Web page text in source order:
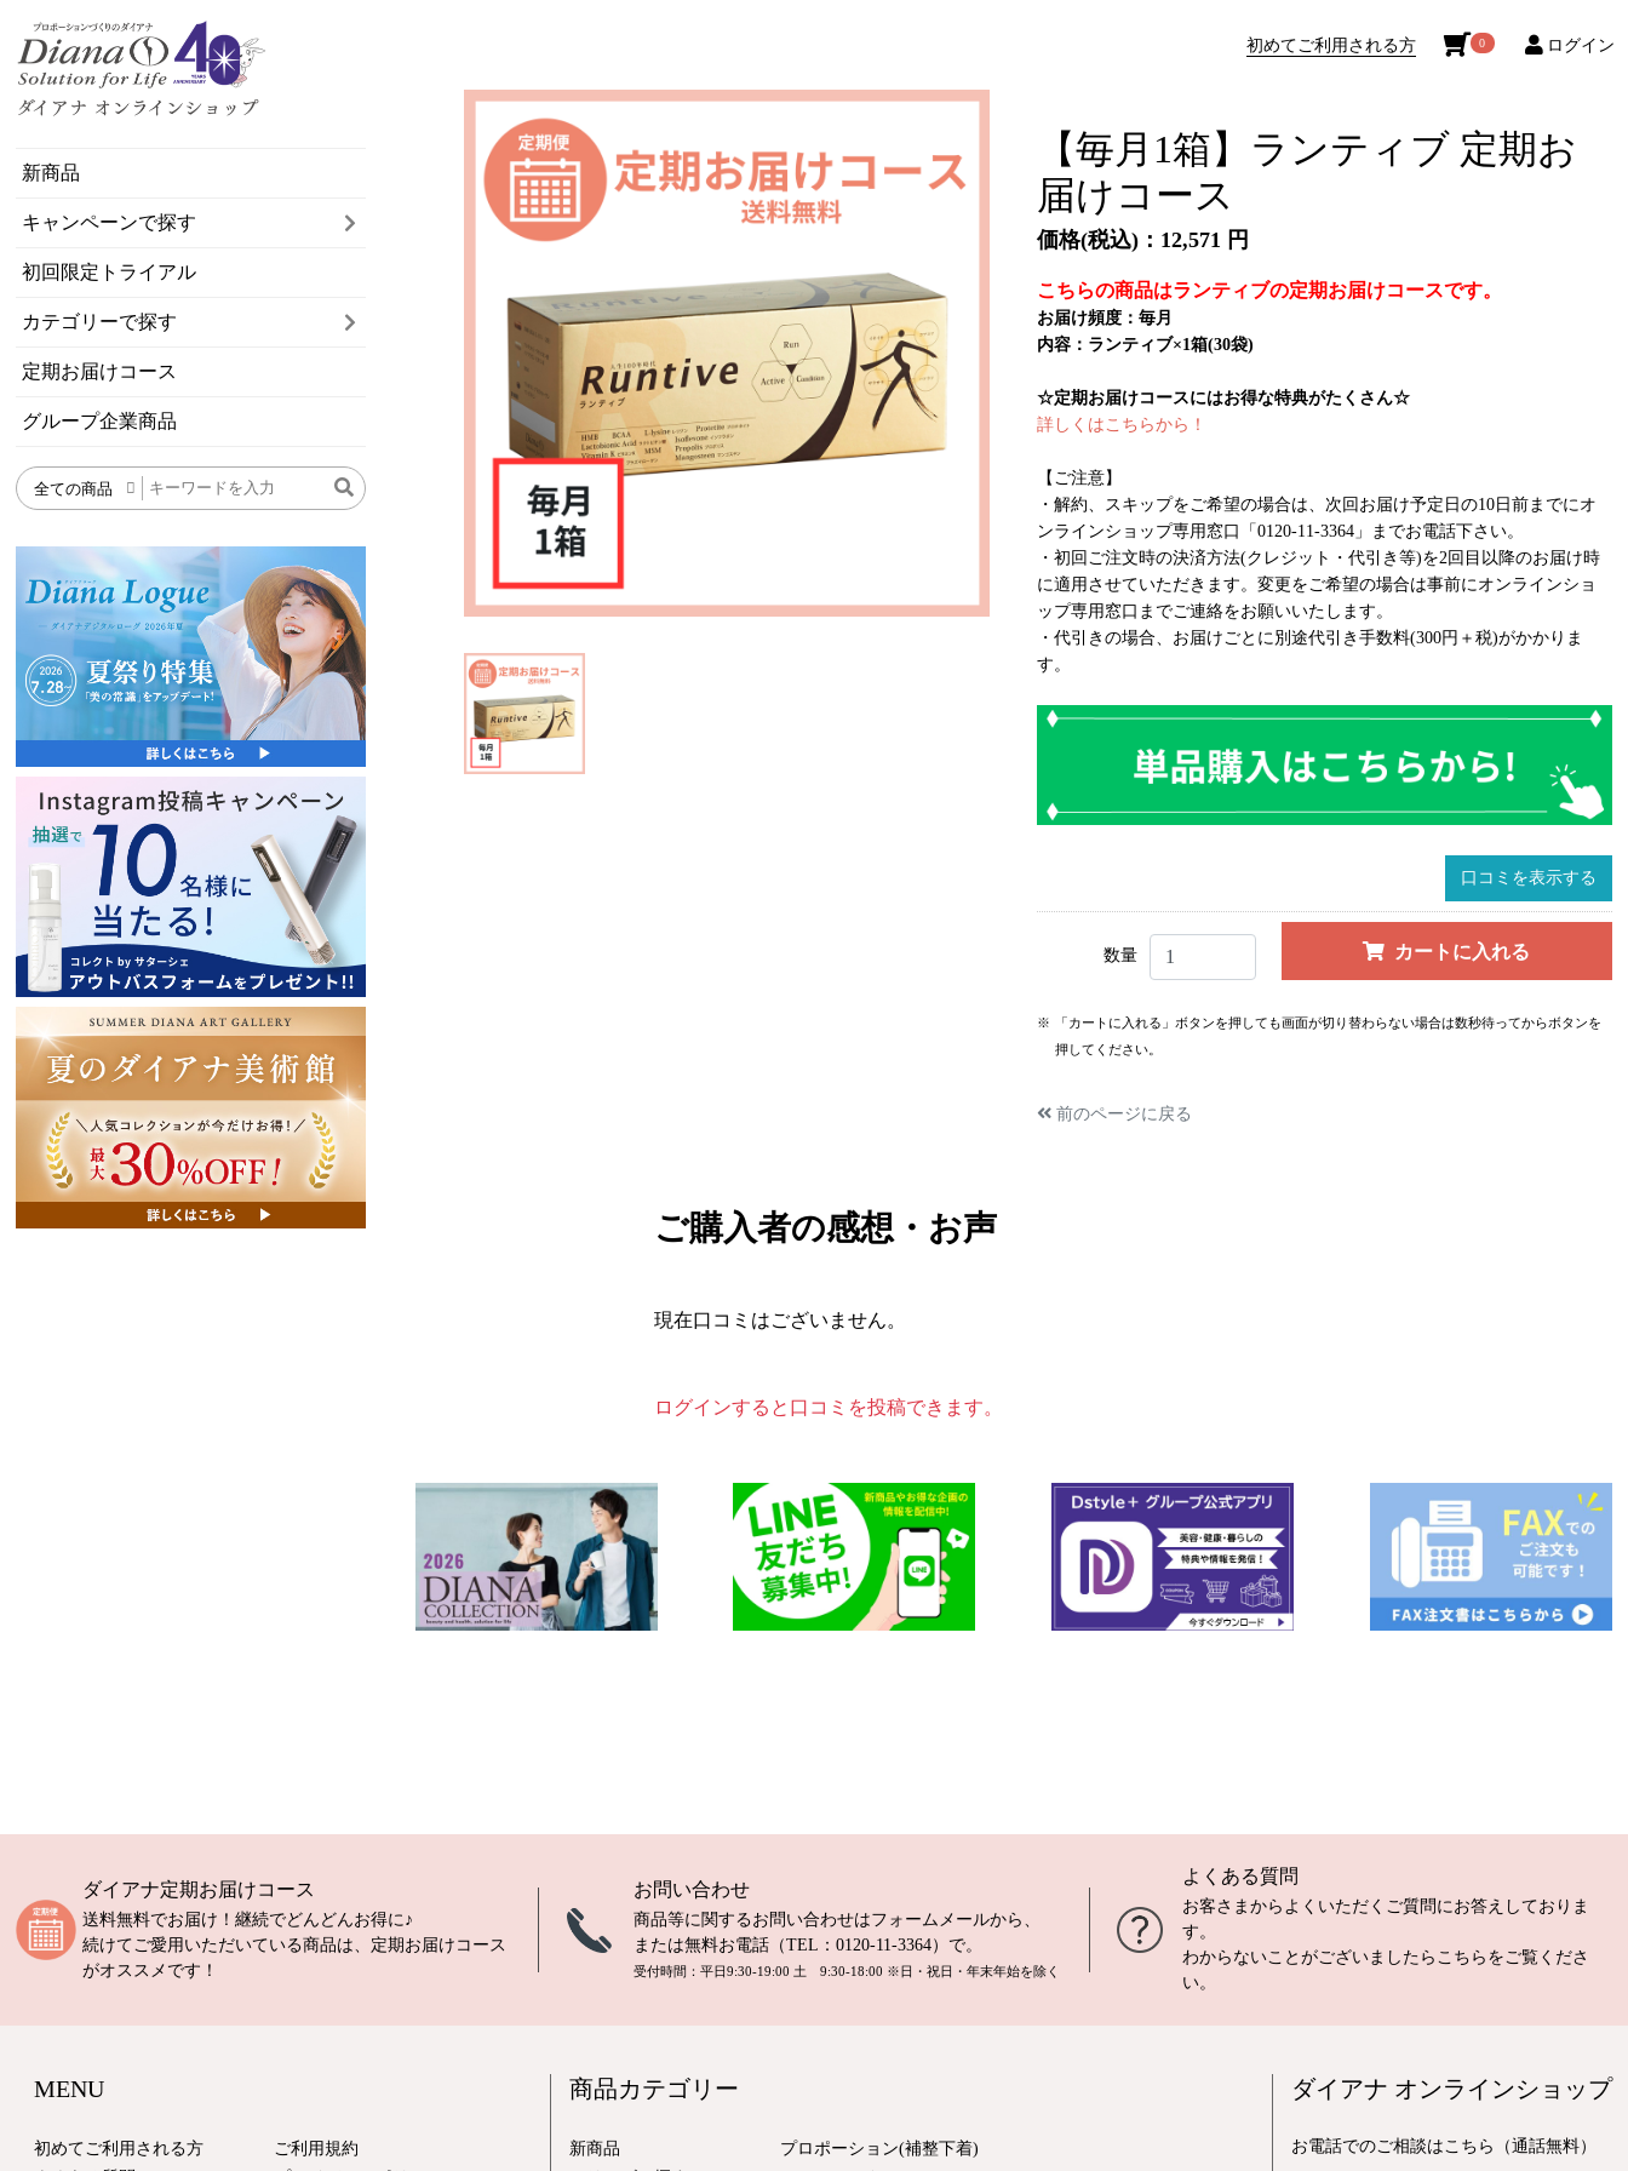
新商品
キャンペーンで探す
初回限定トライアル
カテゴリーで探す
定期お届けコース
グループ企業商品
初めてご利用される方 0 ログイン
【毎月1箱】ランティブ 定期お
届けコース
価格(税込)：12,571 円
こちらの商品はランティブの定期お届けコースです。
お届け頻度：毎月
内容：ランティブ×1箱(30袋)
☆定期お届けコースにはお得な特典がたくさん☆
詳しくはこちらから！
【ご注意】
・解約、スキップをご希望の場合は、次回お届け予定日の10日前までにオ
ンラインショップ専用窓口「0120-11-3364」までお電話下さい。
・初回ご注文時の決済方法(クレジット・代引き等)を2回目以降のお届け時
に適用させていただきます。変更をご希望の場合は事前にオンラインショ
ップ専用窓口までご連絡をお願いいたします。
・代引きの場合、お届けごとに別途代引き手数料(300円＋税)がかかりま
す。
口コミを表示する
数量 カートに入れる
※
「カートに入れる」ボタンを押しても画面が切り替わらない場合は数秒待ってからボタンを
押してください。
前のページに戻る
ご購入者の感想・お声
現在口コミはございません。
ログインすると口コミを投稿できます。
ダイアナ定期お届けコース
送料無料でお届け！継続でどんどんお得に♪
続けてご愛用いただいている商品は、定期お届けコース
がオススメです！
お問い合わせ
商品等に関するお問い合わせはフォームメールから、
または無料お電話（TEL： 0120-11-3364）で。
受付時間：平日9:30-19:00 土 9:30-18:00 ※日・祝日・年末年始を除く
よくある質問
お客さまからよくいただくご質問にお答えしておりま
す。
わからないことがございましたら こちら をご覧くださ
い。
MENU
初めてご利用される方
ご利用規約
商品カテゴリー
新商品
プロポーション(補整下着)
ダイアナ オンラインショップ
お電話でのご相談はこちら（通話無料）